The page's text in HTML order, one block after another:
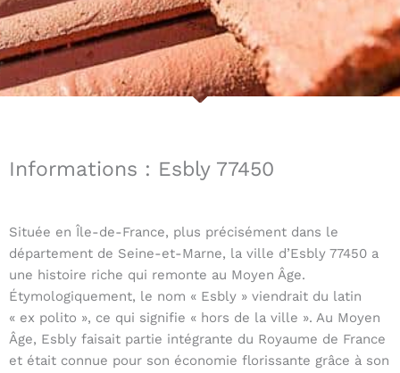
Informations : Esbly 77450
Située en Île-de-France, plus précisément dans le
département de Seine-et-Marne, la ville d’Esbly 77450 a
une histoire riche qui remonte au Moyen Âge.
Étymologiquement, le nom « Esbly » viendrait du latin
« ex polito », ce qui signifie « hors de la ville ». Au Moyen
Âge, Esbly faisait partie intégrante du Royaume de France
et était connue pour son économie florissante grâce à son